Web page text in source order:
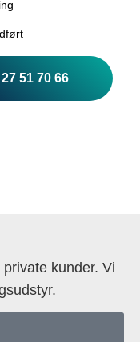
27 51 70 66
kunder. Vi